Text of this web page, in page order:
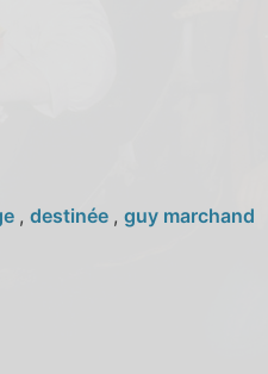
, destinée , guy marchand